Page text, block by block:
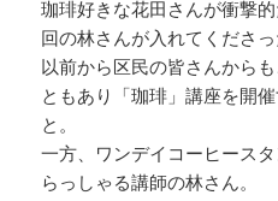
珈琲好きな花田さんが衝撃
回の林さんが入れてくださっ
以前から区民の皆さんから
ともあり「珈琲」講座を開
と。
一方、ワンデイコーヒース
らっしゃる講師の林さん。